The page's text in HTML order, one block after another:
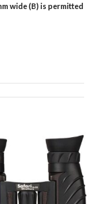
wide (B) is permitted